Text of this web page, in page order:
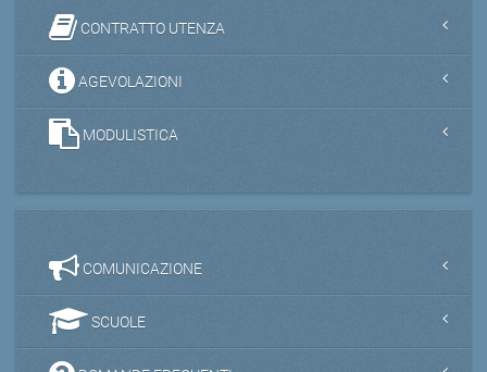
CONTRATTO UTENZA
AGEVOLAZIONI
MODULISTICA
COMUNICAZIONE
SCUOLE